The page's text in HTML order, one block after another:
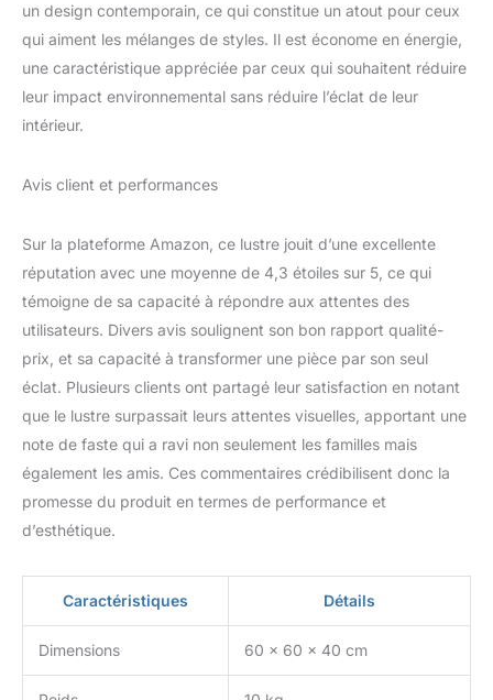
RESTAURANT FACILE À
INSTALLER】 : Notre
lumière de chandelier
simple, y compris tout le
apporte. Économisez du
temps et des efforts pour
vous rendre plus
pratique pour mettre en
place l'environnement
idéal de la maison.
【LARGE GAMME
D'APPLICATIONS】 : Ce
lustre doré est très
approprié pour divers
endroits, y compris, mais
sans s'y limiter, les
chambres de filles, les
couloirs, les bureaux, les
un design contemporain, ce qui constitue un atout pour ceux
qui aiment les mélanges de styles. Il est économe en énergie,
une caractéristique appréciée par ceux qui souhaitent réduire
leur impact environnemental sans réduire l’éclat de leur
intérieur.
Avis client et performances
Sur la plateforme Amazon, ce lustre jouit d’une excellente
réputation avec une moyenne de 4,3 étoiles sur 5, ce qui
témoigne de sa capacité à répondre aux attentes des
utilisateurs. Divers avis soulignent son bon rapport qualité-
prix, et sa capacité à transformer une pièce par son seul
éclat. Plusieurs clients ont partagé leur satisfaction en notant
que le lustre surpassait leurs attentes visuelles, apportant une
note de faste qui a ravi non seulement les familles mais
également les amis. Ces commentaires crédibilisent donc la
promesse du produit en termes de performance et
d’esthétique.
Caractéristiques Détails
Dimensions 60 x 60 x 40 cm